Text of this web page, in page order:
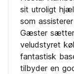
Intet udgangsforbud
Ingen kæledyr
Ikke rygeområde
*Bemærk
Standard-
language)
sit utroligt
som
Gæster
veludstyret
fantastisk
tilbyder en